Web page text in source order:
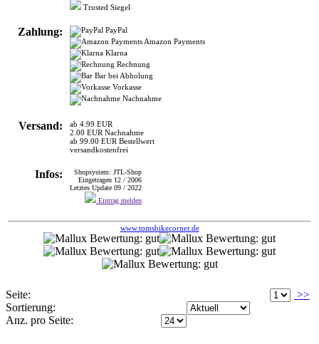
Trusted Siegel
Zahlung:
PayPal
Amazon Payments
Klarna
Rechnung
Bar bei Abholung
Vorkasse
Nachnahme
Versand:
ab 4.99 EUR
2.00 EUR Nachnahme
ab 99.00 EUR Bestellwert
versandkostenfrei
Infos:
Shopsystem: JTL-Shop
Eingetragen 12 / 2006
Letztes Update 09 / 2022
Eintrag melden
www.tomsbikecorner.de
Seite:
>>
Sortierung:
Anz. pro Seite: